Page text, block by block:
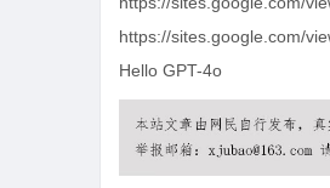
https://sites.google.com/
Hello GPT-4o